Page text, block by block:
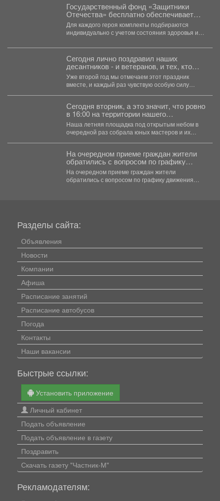
Государственный фонд «Защитники
Отечества» бесплатно обеспечивает
ветеранов специальной военной
операции с тяжелыми ранениями
адаптивной одеждой.
Для каждого героя комплекты подбираются
индивидуально с учетом состояния здоровья и
Сегодня лично поздравил наших
десантников - и ветеранов, и тех, кто
сейчас в строю.
Уже второй год мы отмечаем этот праздник
вместе, и каждый раз чувствую особую силу
Сегодня вторник, а это значит, что ровно
в 16:00 на территории нашего
выставочного зала снова закипела
большая творческая работа.
Наша летняя площадка под открытым небом в
очередной раз собрала юных мастеров и их
На очередном приеме граждан жители
обратились с вопросом по графику
движения общественного транспорта.
На очередном приеме граждан жители
обратились с вопросом по графику движения
Разделы сайта:
Объявления
Новости
Компании
Афиша
Расписание занятий
Расписание автобусов
Погода
Контакты
Наши вакансии
Быстрые ссылки:
Установить приложение
Личный кабинет
Подать объявление
Подать объявление в газету
Поздравить
Скачать газету "Частник-М"
Рекламодателям: